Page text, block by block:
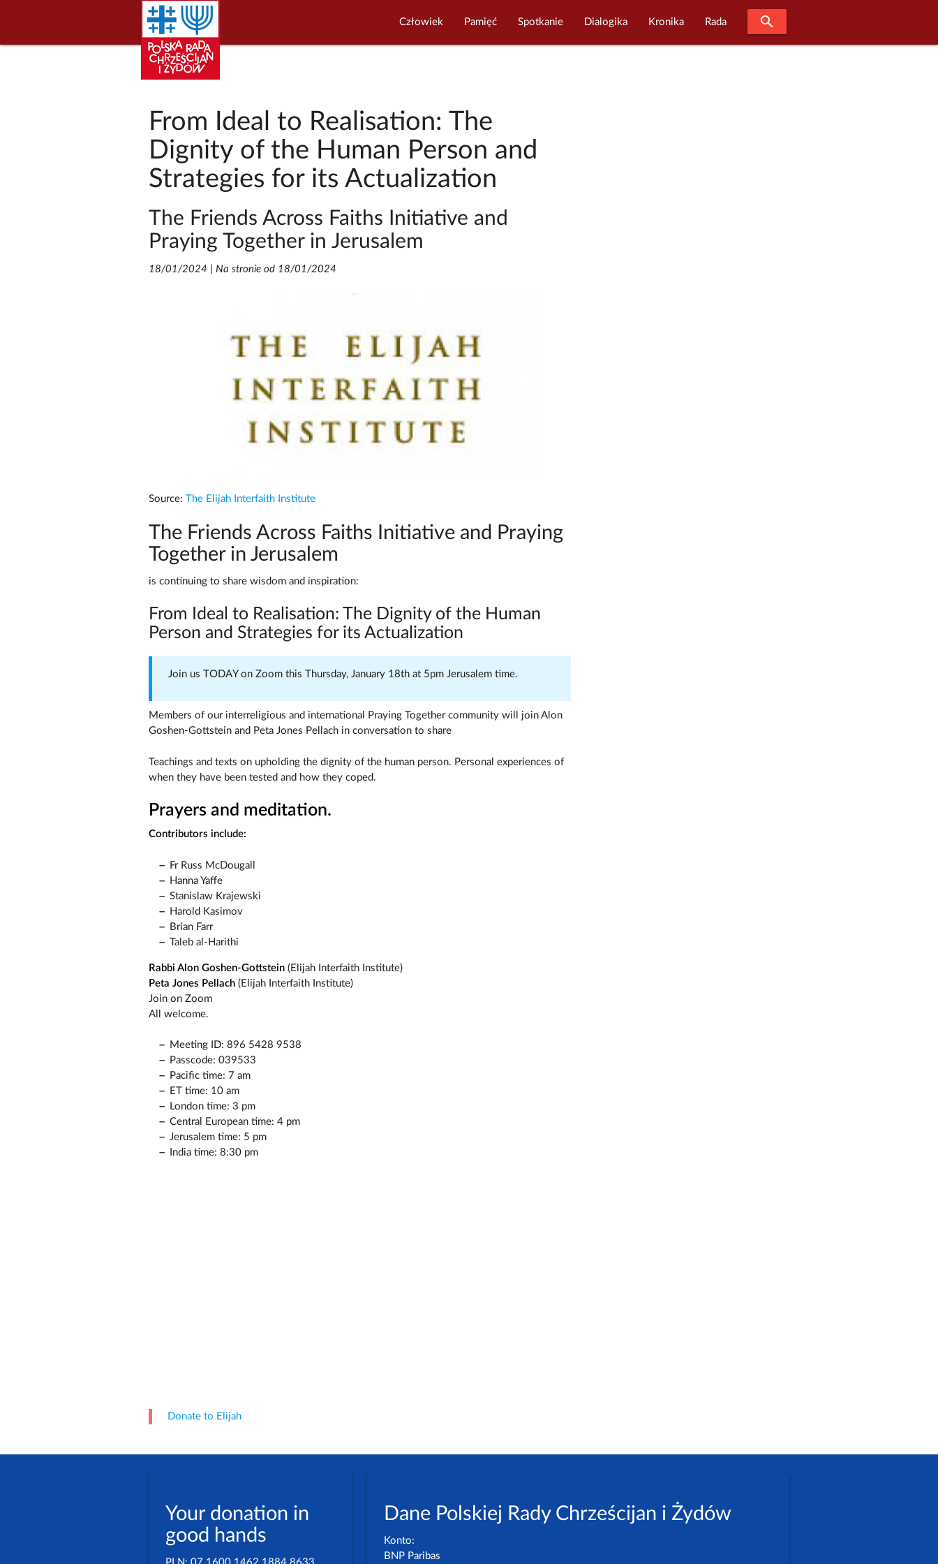
Człowiek Pamięć Spotkanie Dialogika Kronika Rada search
From Ideal to Realisation: The
Dignity of the Human Person and
Strategies for its Actualization
The Friends Across Faiths Initiative and
Praying Together in Jerusalem
18/01/2024 Na stronie od 18/01/2024
Source: The Elijah Interfaith Institute
The Friends Across Faiths Initiative and Praying
Together in Jerusalem
is continuing to share wisdom and inspiration:
From Ideal to Realisation: The Dignity of the Human
Person and Strategies for its Actualization
Join us TODAY on Zoom this Thursday, January 18th at 5pm Jerusalem time.
Members of our interreligious and international Praying Together community will join Alon
Goshen-Gottstein and Peta Jones Pellach in conversation to share
Teachings and texts on upholding the dignity of the human person. Personal experiences of
when they have been tested and how they coped.
Prayers and meditation.
Contributors include:
Fr Russ McDougall
Hanna Yaffe
Stanislaw Krajewski
Harold Kasimov
Brian Farr
Taleb al-Harithi
Rabbi Alon Goshen-Gottstein(Elijah Interfaith Institute)
Peta Jones Pellach(Elijah Interfaith Institute)
Join on Zoom
All welcome.
Meeting ID: 896 5428 9538
Passcode: 039533
Pacific time: 7 am
ET time: 10 am
London time: 3 pm
Central European time: 4 pm
Jerusalem time: 5 pm
India time: 8:30 pm
Donate to Elijah
Dane Polskiej Rady Chrześcijan i Żydów
Konto:
BNP Paribas
Your donation in
good hands